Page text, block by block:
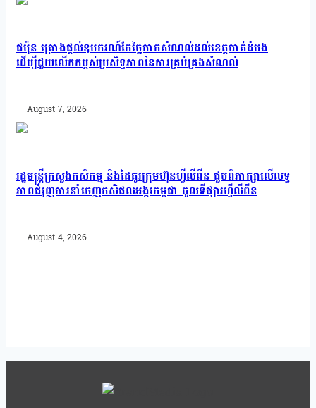
ជប៉ុន គ្រោងផ្តល់ឧបករណ៍កែច្នៃកាកសំណល់ដល់ខេត្តបាត់ដំបង
ដើម្បីជួយលើកកម្ពស់ប្រសិទ្ធភាពនៃការគ្រប់គ្រងសំណល់
August 7, 2026
រដ្ឋមន្រ្តីក្រសួងកសិកម្ម និងដៃគូរក្រុមហ៊ុនហ្វីលីពីន ជួបពិភាក្សាលើលទ្ធ
ភាពជំរុញការនាំចេញកសិផលអង្ករកម្ពុជា ចូលទីផ្សារហ្វីលីពីន
August 4, 2026